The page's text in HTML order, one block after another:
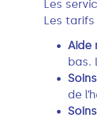
Les
Les
Aide
bas.
de